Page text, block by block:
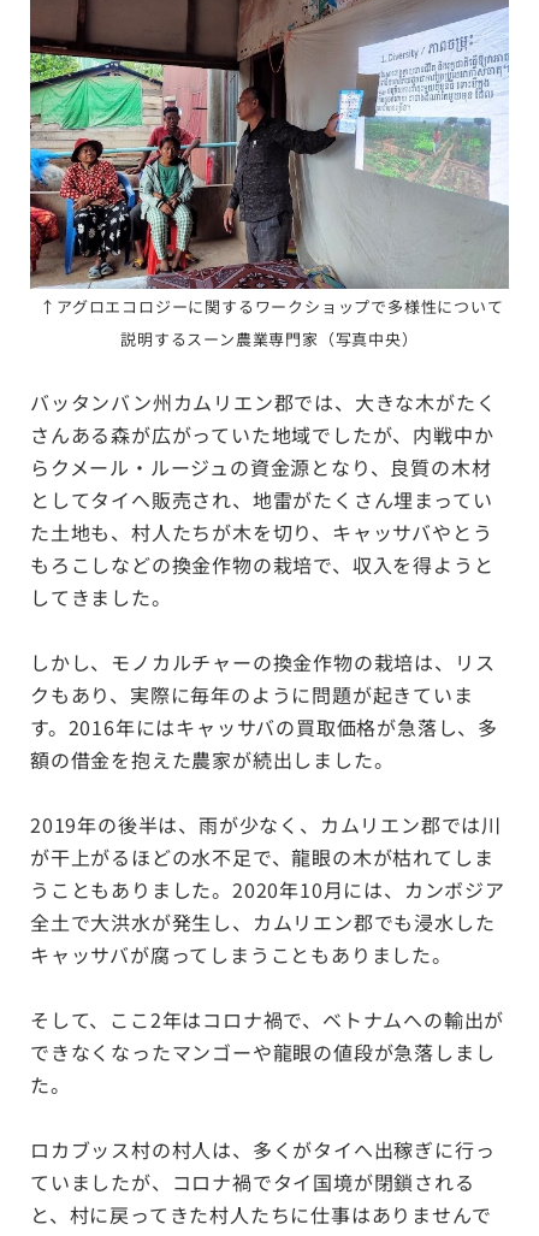
↑アグロエコロジーに関するワークショップで多様性について
説明するスーン農業専門家（写真中央）
バッタンバン州カムリエン郡では、大きな木がたく
さんある森が広がっていた地域でしたが、内戦中か
らクメール・ルージュの資金源となり、良質の木材
としてタイへ販売され、地雷がたくさん埋まってい
た土地も、村人たちが木を切り、キャッサバやとう
もろこしなどの換金作物の栽培で、収入を得ようと
してきました。
しかし、モノカルチャーの換金作物の栽培は、リス
クもあり、実際に毎年のように問題が起きていま
す。2016年にはキャッサバの買取価格が急落し、多
額の借金を抱えた農家が続出しました。
2019年の後半は、雨が少なく、カムリエン郡では川
が干上がるほどの水不足で、龍眼の木が枯れてしま
うこともありました。2020年10月には、カンボジア
全土で大洪水が発生し、カムリエン郡でも浸水した
キャッサバが腐ってしまうこともありました。
そして、ここ2年はコロナ禍で、ベトナムへの輸出が
できなくなったマンゴーや龍眼の値段が急落しまし
た。
ロカブッス村の村人は、多くがタイへ出稼ぎに行っ
ていましたが、コロナ禍でタイ国境が閉鎖される
と、村に戻ってきた村人たちに仕事はありませんで